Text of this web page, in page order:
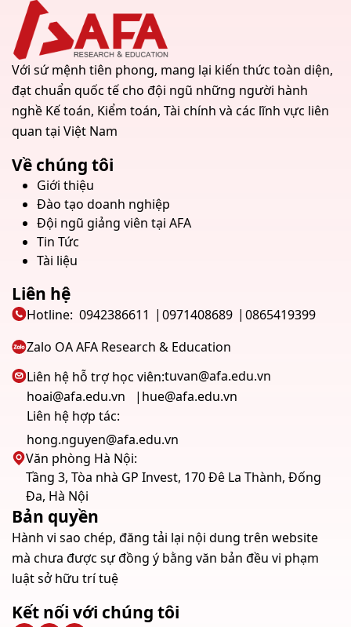
Với sứ mệnh tiên phong, mang lại kiến thức toàn diện,
đạt chuẩn quốc tế cho đội ngũ những người hành
nghề Kế toán, Kiểm toán, Tài chính và các lĩnh vực liên
quan tại Việt Nam
Về chúng tôi
Giới thiệu
Đào tạo doanh nghiệp
Đội ngũ giảng viên tại AFA
Tin Tức
Tài liệu
Liên hệ
Hotline: 0942386611 0971408689
0865419399
Zalo OA AFA Research & Education
Liên hệ hỗ trợ học viên:tuvan@afa.edu.vn
hoai@afa.edu.vn
hue@afa.edu.vn
Liên hệ hợp tác:
hong.nguyen@afa.edu.vn
Văn phòng Hà Nội:
Tầng 3, Tòa nhà GP Invest, 170 Đê La Thành, Đống
Đa, Hà Nội
Bản quyền
Hành vi sao chép, đăng tải lại nội dung trên website
mà chưa được sự đồng ý bằng văn bản đều vi phạm
luật sở hữu trí tuệ
Kết nối với chúng tôi